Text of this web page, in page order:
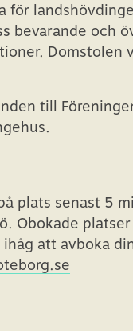
för
bevarande och
Domstolen
till
plats senast 5
Obokade
att avboka